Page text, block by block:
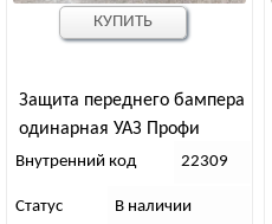
Защита переднего бампера
одинарная УАЗ Профи
Внутренний код 22309
Статус В наличии
КУПИТЬ